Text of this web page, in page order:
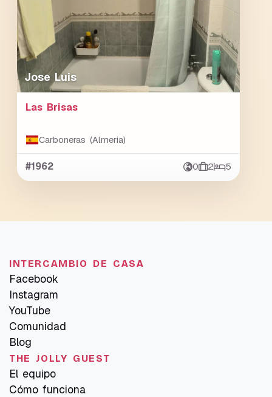
Jose Luis
Las Brisas
Carboneras (Almeria)
#1962 0 2 5
INTERCAMBIO DE CASA
Facebook
Instagram
YouTube
Comunidad
Blog
THE JOLLY GUEST
El equipo
Cómo funciona